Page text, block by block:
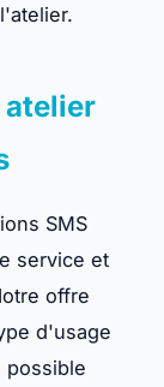
atelier
SMS
service et
offre
d'usage
possible